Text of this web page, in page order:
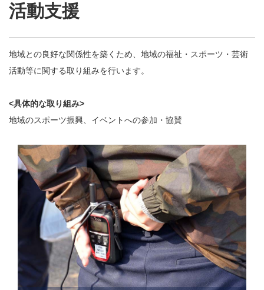
活動支援
地域との良好な関係性を築くため、地域の福祉・スポーツ・芸術
活動等に関する取り組みを行います。
<具体的な取り組み>
地域のスポーツ振興、イベントへの参加・協賛